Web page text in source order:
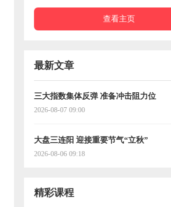
查看主页
最新文章
三大指数集体反弹 准备冲击阻力位
2026-08-07 09:00
大盘三连阳 迎接重要节气“立秋”
2026-08-06 09:18
精彩课程